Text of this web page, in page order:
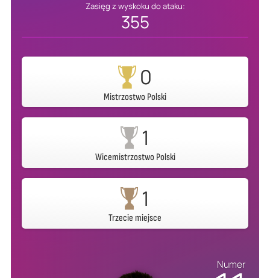
Zasięg z wyskoku do ataku:
355
0
Mistrzostwo Polski
1
Wicemistrzostwo Polski
1
Trzecie miejsce
Numer